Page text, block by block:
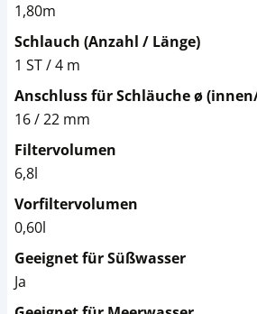
1,80m
Schlauch (Anzahl / Länge)
1 ST / 4 m
Anschluss für Schläuche ø
16 / 22 mm
Filtervolumen
6,8l
Vorfiltervolumen
0,60l
Geeignet für Süßwasser
Ja